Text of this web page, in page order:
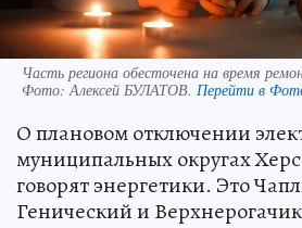
Часть региона обесточена на время
Фото:Алексей БУЛАТОВ. Перейти в
О плановом отключении
муниципальных округах
говорят энергетики. Это
Генический и